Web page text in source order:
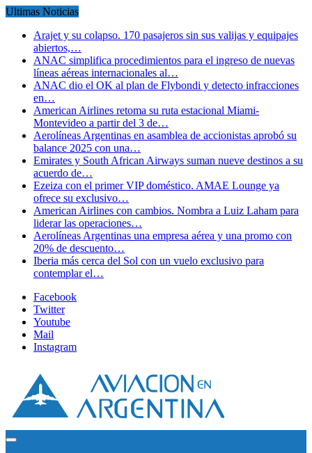
Ultimas Noticias
Arajet y su colapso. 170 pasajeros sin sus valijas y equipajes
abiertos,…
ANAC simplifica procedimientos para el ingreso de nuevas
líneas aéreas internacionales al…
ANAC dio el OK al plan de Flybondi y detecto infracciones
en…
American Airlines retoma su ruta estacional Miami-
Montevideo a partir del 3 de…
Aerolíneas Argentinas en asamblea de accionistas aprobó su
balance 2025 con una…
Emirates y South African Airways suman nueve destinos a su
acuerdo de…
Ezeiza con el primer VIP doméstico. AMAE Lounge ya
ofrece su exclusivo…
American Airlines con cambios. Nombra a Luiz Laham para
liderar las operaciones…
Aerolíneas Argentinas una empresa aérea y una promo con
20% de descuento…
Iberia más cerca del Sol con un vuelo exclusivo para
contemplar el…
Facebook
Twitter
Youtube
Mail
Instagram